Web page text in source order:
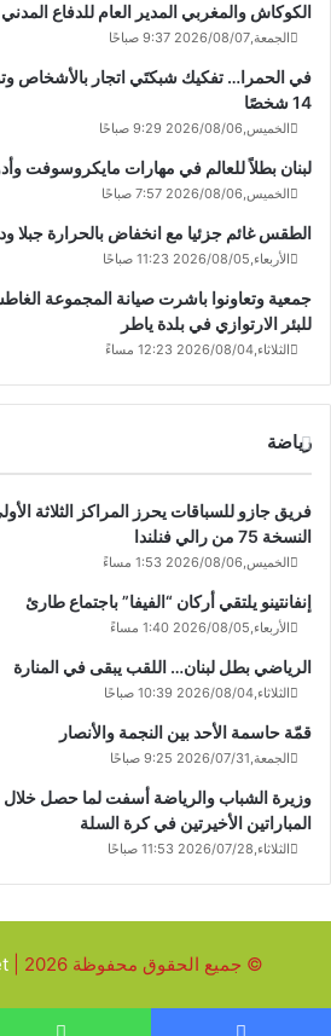
الكوكاش والمغربي المدير العام للدفاع المدني
الجمعة,2026/08/07 9:37 صباحًا
في الحمرا… تفكيك شبكتَي اتجار بالأشخاص
14 شخصًا
الخميس,2026/08/06 9:29 صباحًا
لبنان بطلاً للعالم في مهارات مايكروسوفت
الخميس,2026/08/06 7:57 صباحًا
الطقس غائم جزئيا مع انخفاض بالحرارة جبلا
الأربعاء,2026/08/05 11:23 صباحًا
جمعية وتعاونوا باشرت صيانة المجموعة
للبئر الارتوازي في بلدة ياطر
الثلاثاء,2026/08/04 12:23 مساءً
رياضة
فريق جازو للسباقات يحرز المراكز الثلاثة
النسخة 75 من رالي فنلندا
الخميس,2026/08/06 1:53 مساءً
إنفانتينو يلتقي أركان “الفيفا” باجتماع طارئ
الأربعاء,2026/08/05 1:40 مساءً
الرياضي بطل لبنان… اللقب يبقى في المنارة
الثلاثاء,2026/08/04 10:39 صباحًا
قمّة حاسمة الأحد بين النجمة والأنصار
الجمعة,2026/07/31 9:25 صباحًا
وزيرة الشباب والرياضة أسفت لما حصل خلال
المباراتين الأخيرتين في كرة السلة
الثلاثاء,2026/07/28 11:53 صباحًا
© جميع الحقوق محفوظة 2026 |